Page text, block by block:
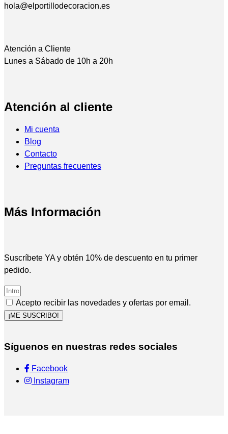
hola@elportillodecoracion.es
Atención a Cliente
Lunes a Sábado de 10h a 20h
Atención al cliente
Mi cuenta
Blog
Contacto
Preguntas frecuentes
Más Información
Suscríbete YA y obtén 10% de descuento en tu primer
pedido.
Acepto recibir las novedades y ofertas por email.
¡ME SUSCRIBO!
Síguenos en nuestras redes sociales
Facebook
Instagram